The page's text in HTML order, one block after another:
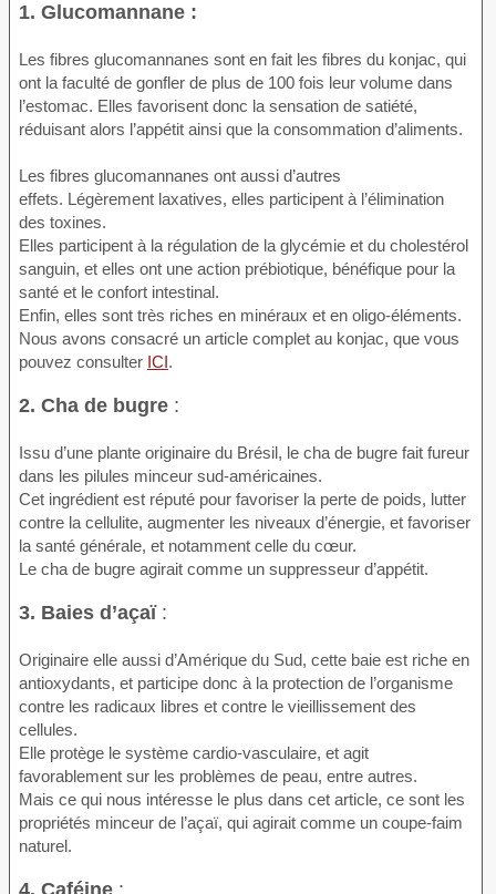
1. Glucomannane :
Les fibres glucomannanes sont en fait les fibres du konjac, qui
ont la faculté de gonfler de plus de 100 fois leur volume dans
l’estomac. Elles favorisent donc la sensation de satiété,
réduisant alors l’appétit ainsi que la consommation d’aliments.
Les fibres glucomannanes ont aussi d’autres
effets. Légèrement laxatives, elles participent à l’élimination
des toxines.
Elles participent à la régulation de la glycémie et du cholestérol
sanguin, et elles ont une action prébiotique, bénéfique pour la
santé et le confort intestinal.
Enfin, elles sont très riches en minéraux et en oligo-éléments.
Nous avons consacré un article complet au konjac, que vous
pouvez consulter ICI.
2. Cha de bugre :
Issu d’une plante originaire du Brésil, le cha de bugre fait fureur
dans les pilules minceur sud-américaines.
Cet ingrédient est réputé pour favoriser la perte de poids, lutter
contre la cellulite, augmenter les niveaux d’énergie, et favoriser
la santé générale, et notamment celle du cœur.
Le cha de bugre agirait comme un suppresseur d’appétit.
3. Baies d’açaï:
Originaire elle aussi d’Amérique du Sud, cette baie est riche en
antioxydants, et participe donc à la protection de l’organisme
contre les radicaux libres et contre le vieillissement des
cellules.
Elle protège le système cardio-vasculaire, et agit
favorablement sur les problèmes de peau, entre autres.
Mais ce qui nous intéresse le plus dans cet article, ce sont les
propriétés minceur de l’açaï, qui agirait comme un coupe-faim
naturel.